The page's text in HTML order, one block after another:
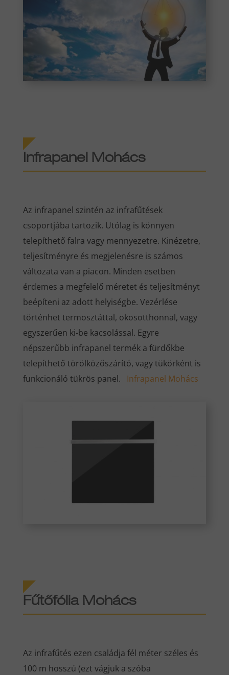
Infrapanel Mohács
Az infrapanel szintén az infrafűtések
csoportjába tartozik. Utólag is könnyen
telepíthető falra vagy mennyezetre. Kinézetre,
teljesítményre és megjelenésre is számos
változata van a piacon. Minden esetben
érdemes a megfelelő méretet és teljesítményt
beépíteni az adott helyiségbe. Vezérlése
történhet termosztáttal, okosotthonnal, vagy
egyszerűen ki-be kacsolással. Egyre
népszerűbb infrapanel termék a fürdőkbe
telepíthető törölközőszárító, vagy tükörként is
funkcionáló tükrös panel. Infrapanel Mohács
Fűtőfólia Mohács
Az infrafűtés ezen családja fél méter széles és
100 m hosszú (ezt vágjuk a szóba